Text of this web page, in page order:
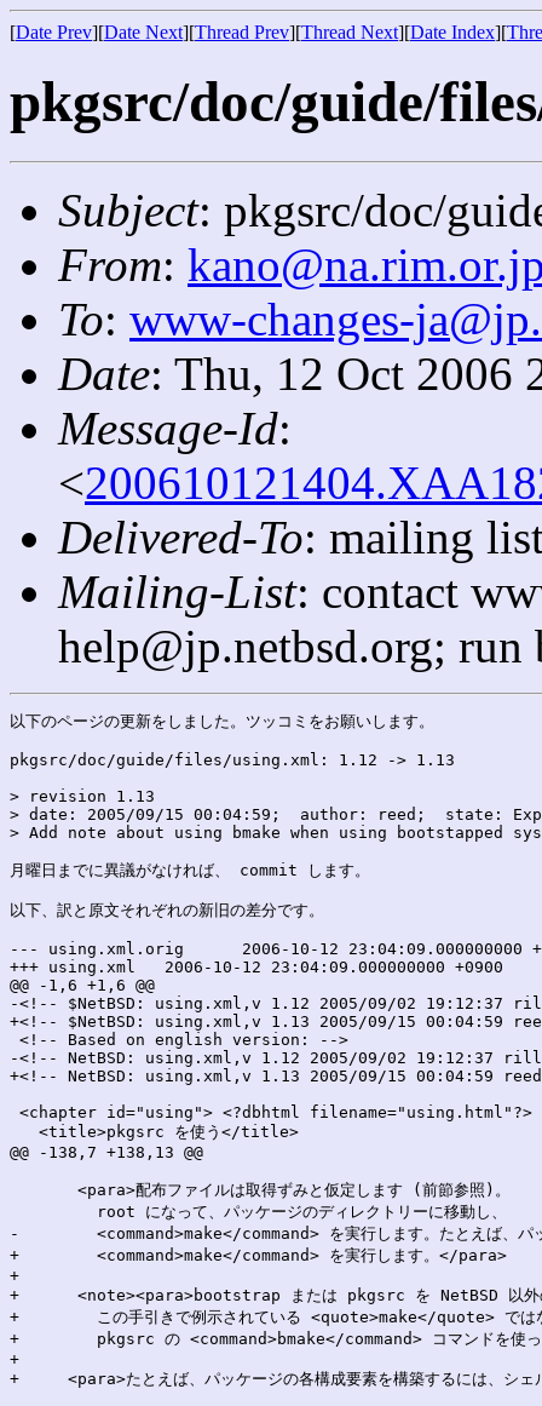
[Date Prev][Date Next][Thread Prev][Thread Next][Date Index][
pkgsrc/doc/guide/
Subject: pkgsrc/doc/
From:
To: www-changes-
Date: Thu, 12 Oct 2006
Message-Id:
<
Delivered-To: mailing
Mailing-List: contact
help@jp.netbsd.org;
以下のページの更新をしました。ツッコミをお願いします。
pkgsrc/doc/guide/files/using.xml: 1.12 -> 1.13
> revision 1.13
> date: 2005/09/15 00:04:59;  author: reed;  state:
> Add note about using bmake when using bootstapped
月曜日までに異議がなければ、 commit します。
以下、訳と原文それぞれの新旧の差分です。
--- using.xml.orig	2006-10-12 23:04:09.000000000 +0900
+++ using.xml	2006-10-12 23:04:09.000000000 +0900
@@ -1,6 +1,6 @@
-<!-- $NetBSD: using.xml,v 1.12 2005/09/02 19:12:37
+<!-- $NetBSD: using.xml,v 1.13 2005/09/15 00:04:59
<!-- Based on english version: -->
-<!-- NetBSD: using.xml,v 1.12 2005/09/02 19:12:37
+<!-- NetBSD: using.xml,v 1.13 2005/09/15 00:04:59
<chapter id="using"> <?dbhtml filename="using.html"?>
   <title>pkgsrc を使う</title>
@@ -138,7 +138,13 @@
       <para>配布ファイルは取得ずみと仮定します (前節参照)。
         root になって、パッケージのディレクトリーに移動し、
-        <command>make</command> を実行します。たとえば、パ
+        <command>make</command> を実行します。</para>
+
+      <note><para>bootstrap または pkgsrc を NetBSD 以外の
+        この手引きで例示されている <quote>make</quote> では
+        pkgsrc の <command>bmake</command> コマンドを使
+
+     <para>たとえば、パッケージの各構成要素を構築するには、シ